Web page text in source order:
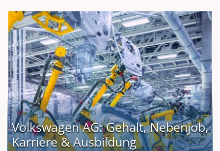
Volkswagen AG: Gehalt, Nebenjob,
Karriere & Ausbildung